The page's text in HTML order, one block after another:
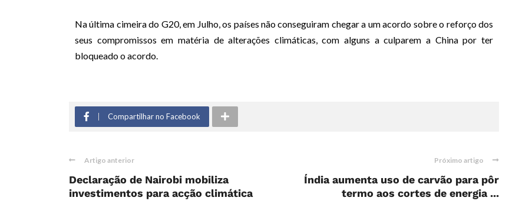
Na última cimeira do G20, em Julho, os países não conseguiram chegar a um acordo sobre o reforço dos
seus compromissos em matéria de alterações climáticas, com alguns a culparem a China por ter
bloqueado o acordo.
Compartilhar no Facebook
Artigo anterior
Declaração de Nairobi mobiliza
investimentos para acção climática
Próximo artigo
Índia aumenta uso de carvão para pôr
termo aos cortes de energia ...